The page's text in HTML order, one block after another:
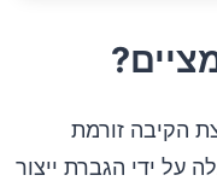
הקיבה זורמת
על ידי הגברת ייצור